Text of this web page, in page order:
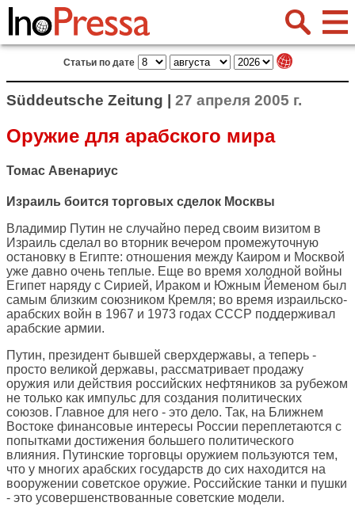
Статьи по дате
Süddeutsche Zeitung | 27 апреля 2005 г.
Оружие для арабского мира
Томас Авенариус
Израиль боится торговых сделок Москвы
Владимир Путин не случайно перед своим визитом в
Израиль сделал во вторник вечером промежуточную
остановку в Египте: отношения между Каиром и Москвой
уже давно очень теплые. Еще во время холодной войны
Египет наряду с Сирией, Ираком и Южным Йеменом был
самым близким союзником Кремля; во время израильско-
арабских войн в 1967 и 1973 годах СССР поддерживал
арабские армии.
Путин, президент бывшей сверхдержавы, а теперь -
просто великой державы, рассматривает продажу
оружия или действия российских нефтяников за рубежом
не только как импульс для создания политических
союзов. Главное для него - это дело. Так, на Ближнем
Востоке финансовые интересы России переплетаются с
попытками достижения большего политического
влияния. Путинские торговцы оружием пользуются тем,
что у многих арабских государств до сих находится на
вооружении советское оружие. Российские танки и пушки
- это усовершенствованные советские модели.